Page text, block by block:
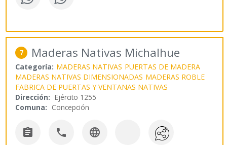
7 Maderas Nativas Michalhue
Categoría: MADERAS NATIVAS PUERTAS DE MADERA
MADERAS NATIVAS DIMENSIONADAS MADERAS ROBLE
FABRICA DE PUERTAS Y VENTANAS NATIVAS
Dirección: Ejército 1255
Comuna: Concepción
  